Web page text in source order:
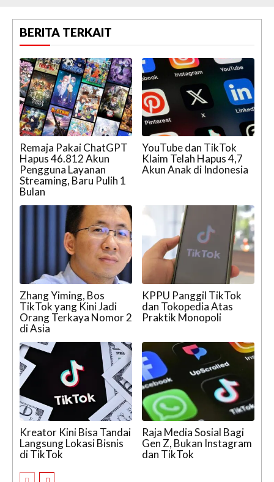
BERITA TERKAIT
Remaja Pakai ChatGPT
Hapus 46.812 Akun
Pengguna Layanan
Streaming, Baru Pulih 1
Bulan
YouTube dan TikTok
Klaim Telah Hapus 4,7
Akun Anak di Indonesia
Zhang Yiming, Bos
TikTok yang Kini Jadi
Orang Terkaya Nomor 2
di Asia
KPPU Panggil TikTok
dan Tokopedia Atas
Praktik Monopoli
Kreator Kini Bisa Tandai
Langsung Lokasi Bisnis
di TikTok
Raja Media Sosial Bagi
Gen Z, Bukan Instagram
dan TikTok